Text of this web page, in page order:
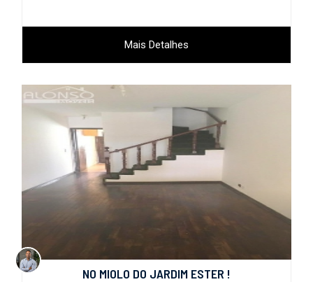
Mais Detalhes
NO MIOLO DO JARDIM ESTER !